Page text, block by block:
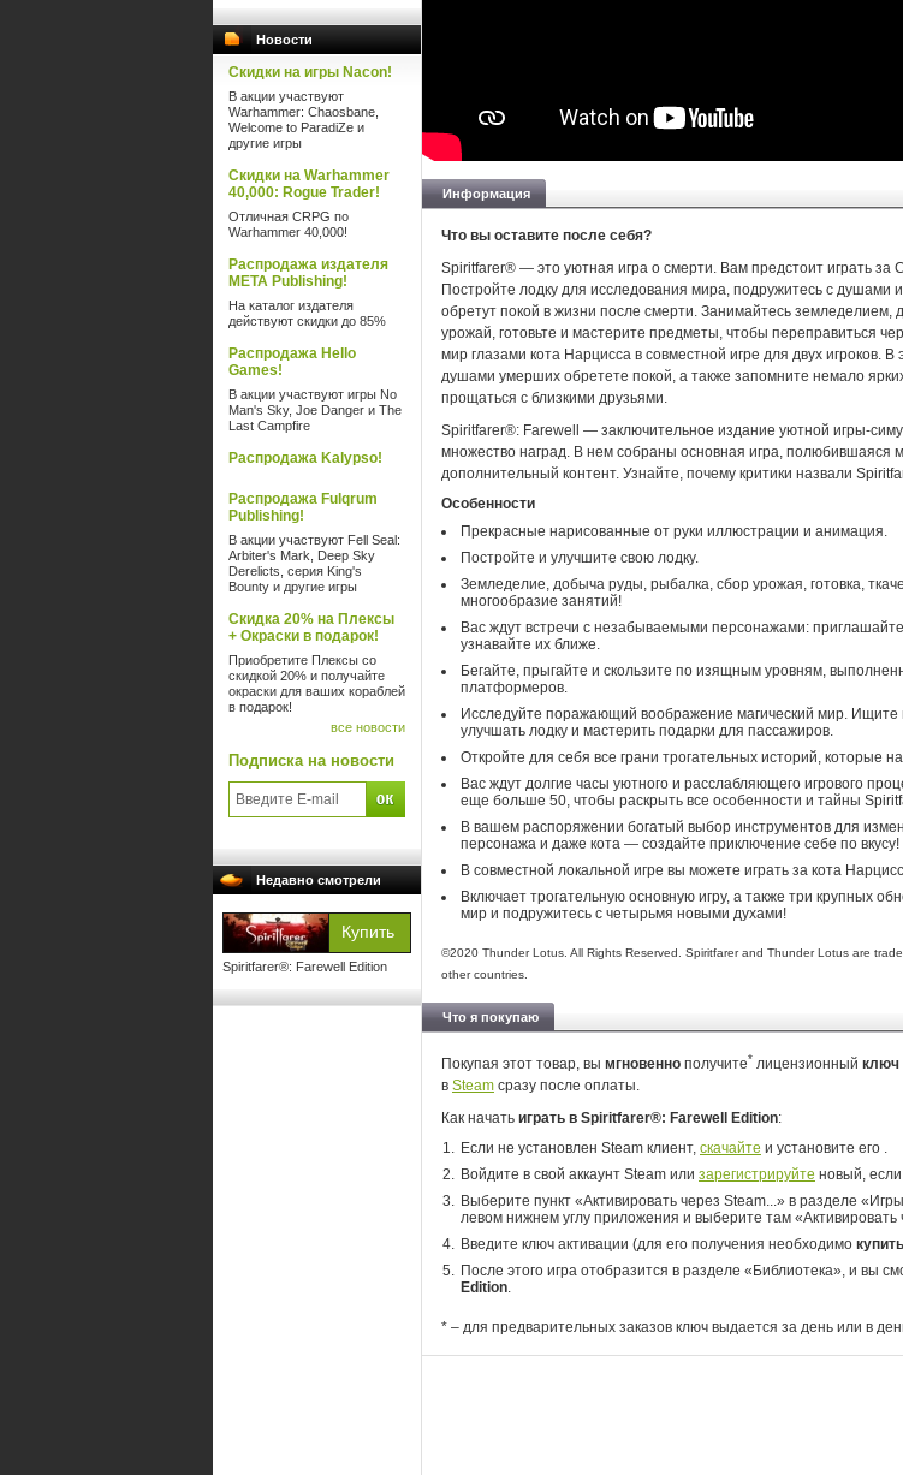
Новости
Скидки на игры Nacon!
В акции участвуют
Warhammer: Chaosbane,
Welcome to ParadiZe и
другие игры
Скидки на Warhammer
40,000: Rogue Trader!
Отличная CRPG по
Warhammer 40,000!
Распродажа издателя
META Publishing!
На каталог издателя
действуют скидки до 85%
Распродажа Hello
Games!
В акции участвуют игры No
Man's Sky, Joe Danger и The
Last Campfire
Распродажа Kalypso!
Распродажа Fulqrum
Publishing!
В акции участвуют Fell Seal:
Arbiter's Mark, Deep Sky
Derelicts, серия King's
Bounty и другие игры
Скидка 20% на Плексы
+ Окраски в подарок!
Приобретите Плексы со
скидкой 20% и получайте
окраски для ваших кораблей
в подарок!
все новости
Подписка на новости
Недавно смотрели
Spiritfarer®: Farewell Edition
Информация
Что вы оставите после себя?
Spiritfarer® — это уютная игра о смерти. Вам предстоит играть
Постройте лодку для исследования мира, подружитесь с душами
обретут покой в жизни после смерти. Занимайтесь земледелием,
урожай, готовьте и мастерите предметы, чтобы переправиться
мир глазами кота Нарцисса в совместной игре для двух игроков.
душами умерших обретете покой, а также запомните немало
прощаться с близкими друзьями.
Spiritfarer®: Farewell — заключительное издание уютной игры-
множество наград. В нем собраны основная игра, полюбившаяся
дополнительный контент. Узнайте, почему критики назвали
Особенности
Прекрасные нарисованные от руки иллюстрации и анимация.
Постройте и улучшите свою лодку.
Земледелие, добыча руды, рыбалка, сбор урожая, готовка,
многообразие занятий!
Вас ждут встречи с незабываемыми персонажами: приглашайте
узнавайте их ближе.
Бегайте, прыгайте и скользите по изящным уровням,
платформеров.
Исследуйте поражающий воображение магический мир. Ищите
улучшать лодку и мастерить подарки для пассажиров.
Откройте для себя все грани трогательных историй, которые
Вас ждут долгие часы уютного и расслабляющего игрового
еще больше 50, чтобы раскрыть все особенности и тайны
В вашем распоряжении богатый выбор инструментов для
персонажа и даже кота — создайте приключение себе по вкусу!
В совместной локальной игре вы можете играть за кота
Включает трогательную основную игру, а также три крупных
мир и подружитесь с четырьмя новыми духами!
©2020 Thunder Lotus. All Rights Reserved. Spiritfarer and Thunder Lotus are
other countries.
Что я покупаю
Покупая этот товар, вы мгновенно получите* лицензионный ключ
в Steam сразу после оплаты.
Как начать играть в Spiritfarer®: Farewell Edition:
Если не установлен Steam клиент, скачайте и установите его .
Войдите в свой аккаунт Steam или зарегистрируйте новый,
Выберите пункт «Активировать через Steam...» в разделе
левом нижнем углу приложения и выберите там «Активировать
Введите ключ активации (для его получения необходимо
После этого игра отобразится в разделе «Библиотека», и вы
Edition.
* – для предварительных заказов ключ выдается за день или в